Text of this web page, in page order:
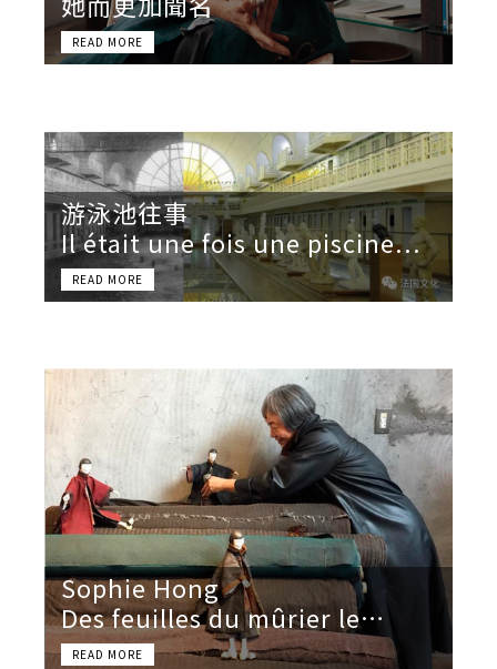
游泳池往事
Il était une fois une piscine...
Sophie Hong
Des feuilles du mûrier le
temps fait des robes de soie